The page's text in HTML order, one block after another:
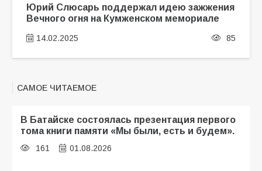
Юрий Слюсарь поддержал идею зажжения
Вечного огня на Кумженском мемориале
14.02.2025 85
САМОЕ ЧИТАЕМОЕ
В Батайске состоялась презентация первого
тома книги памяти «Мы были, есть и будем».
161 01.08.2026